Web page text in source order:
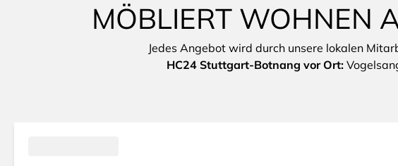
MÖBLIERT WOHNEN
Jedes Angebot wird durch unsere lokalen
HC24 Stuttgart-Botnang vor Ort: